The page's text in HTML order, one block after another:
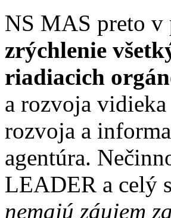
NS MAS preto
zrýchlenie
riadiacich
a rozvoja
rozvoja a
agentúra.
LEADER a celý
nemajú záujem